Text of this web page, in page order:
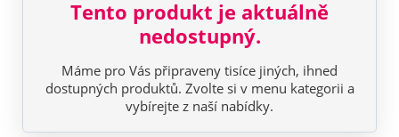
Tento produkt je aktuálně
nedostupný.
Máme pro Vás připraveny tisíce jiných, ihned
dostupných produktů. Zvolte si v menu kategorii a
vybírejte z naší nabídky.